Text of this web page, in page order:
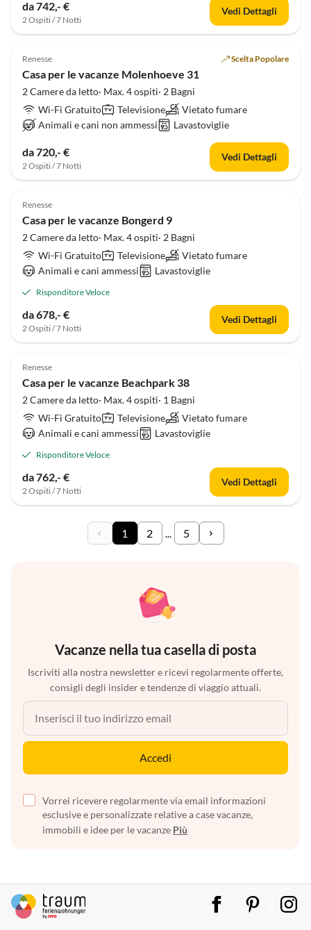
da 742,- €
2 Ospiti / 7 Notti
Vedi Dettagli
Renesse Scelta Popolare
Casa per le vacanze Molenhoeve 31
2 Camere da letto· Max. 4 ospiti· 2 Bagni
Wi-Fi Gratuito
Televisione
Vietato fumare
Animali e cani non ammessi
Lavastoviglie
da 720,- €
2 Ospiti / 7 Notti
Vedi Dettagli
Renesse
Casa per le vacanze Bongerd 9
2 Camere da letto· Max. 4 ospiti· 2 Bagni
Wi-Fi Gratuito
Televisione
Vietato fumare
Animali e cani ammessi
Lavastoviglie
Risponditore Veloce
da 678,- €
2 Ospiti / 7 Notti
Vedi Dettagli
Renesse
Casa per le vacanze Beachpark 38
2 Camere da letto· Max. 4 ospiti· 1 Bagni
Wi-Fi Gratuito
Televisione
Vietato fumare
Animali e cani ammessi
Lavastoviglie
Risponditore Veloce
da 762,- €
2 Ospiti / 7 Notti
Vedi Dettagli
1 2 ... 5
Vacanze nella tua casella di posta
Iscriviti alla nostra newsletter e ricevi regolarmente offerte,
consigli degli insider e tendenze di viaggio attuali.
Accedi
Vorrei ricevere regolarmente via email informazioni
esclusive e personalizzate relative a case vacanze,
immobili e idee per le vacanze Più